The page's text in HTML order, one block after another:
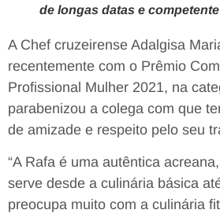
de longas datas e
A Chef cruzeirense Adalgisa
recentemente com o Prêmio
Profissional Mulher 2021, na
parabenizou a colega com que
de amizade e respeito pelo seu
“A Rafa é uma autêntica
serve desde a culinária básica
preocupa muito com a culinária